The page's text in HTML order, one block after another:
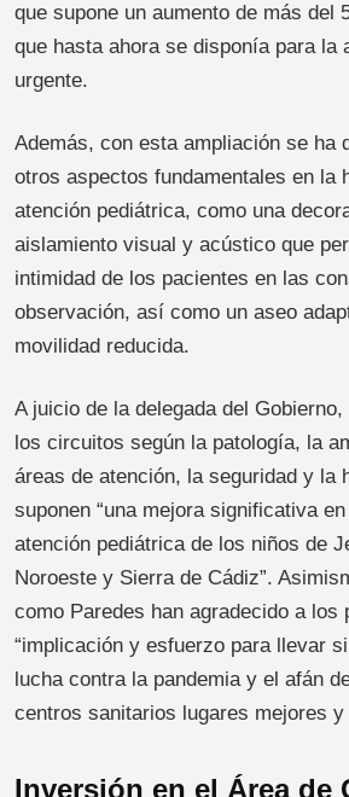
que supone un aumento de más del
que hasta ahora se disponía para la
urgente.
Además, con esta ampliación se ha
otros aspectos fundamentales en la
atención pediátrica, como una
aislamiento visual y acústico que
intimidad de los pacientes en las
observación, así como un aseo
movilidad reducida.
A juicio de la delegada del
los circuitos según la patología, la
áreas de atención, la seguridad y la
suponen “una mejora significativa
atención pediátrica de los niños de
Noroeste y Sierra de Cádiz”.
como Paredes han agradecido a los
“implicación y esfuerzo para llevar
lucha contra la pandemia y el afán
centros sanitarios lugares mejores y
Inversión en el Área de